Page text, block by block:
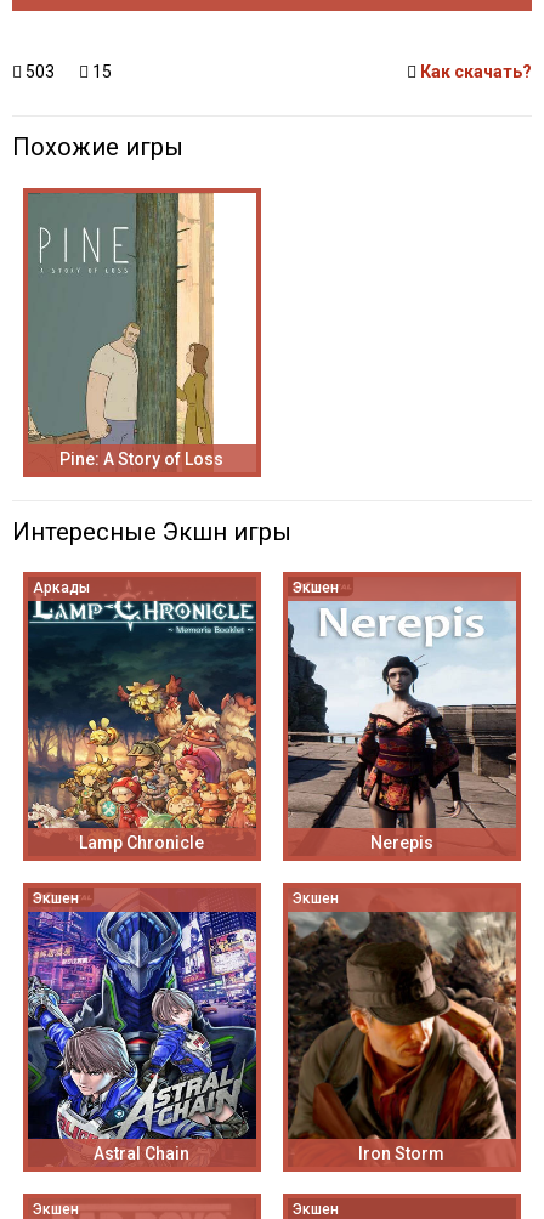
503 15 Как скачать?
Похожие игры
Pine: A Story of Loss
Интересные Экшн игры
Аркады
Lamp Chronicle
Экшен
Nerepis
Экшен
Astral Chain
Экшен
Iron Storm
Экшен Экшен